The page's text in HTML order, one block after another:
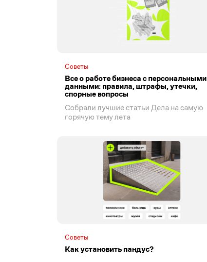
Советы
Все о работе бизнеса с персональными
данными: правила, штрафы, утечки,
спорные вопросы
Собрали лучшие статьи Дела на самую
горячую тему лета
Советы
Как установить пандус?